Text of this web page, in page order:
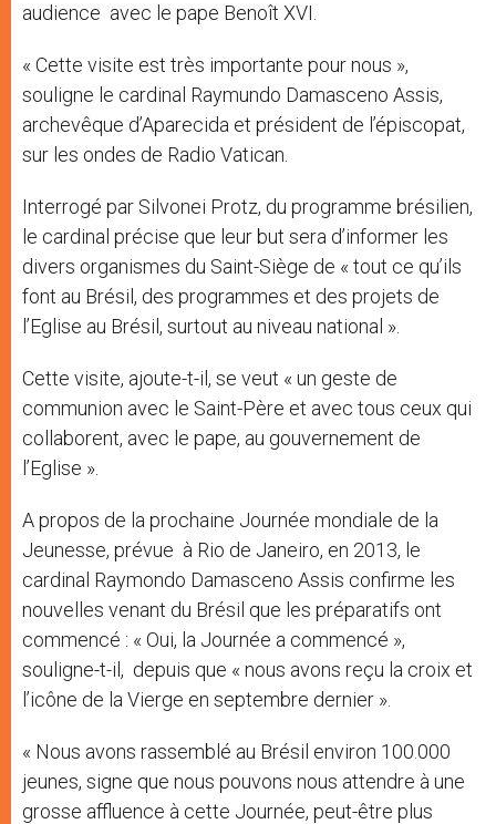
audience avec le pape Benoît XVI.
« Cette visite est très importante pour nous »,
souligne le cardinal Raymundo Damasceno Assis,
archevêque d’Aparecida et président de l’épiscopat,
sur les ondes de Radio Vatican.
Interrogé par Silvonei Protz, du programme brésilien,
le cardinal précise que leur but sera d’informer les
divers organismes du Saint-Siège de « tout ce qu’ils
font au Brésil, des programmes et des projets de
l’Eglise au Brésil, surtout au niveau national ».
Cette visite, ajoute-t-il, se veut « un geste de
communion avec le Saint-Père et avec tous ceux qui
collaborent, avec le pape, au gouvernement de
l’Eglise ».
A propos de la prochaine Journée mondiale de la
Jeunesse, prévue à Rio de Janeiro, en 2013, le
cardinal Raymondo Damasceno Assis confirme les
nouvelles venant du Brésil que les préparatifs ont
commencé : « Oui, la Journée a commencé »,
souligne-t-il, depuis que « nous avons reçu la croix et
l’icône de la Vierge en septembre dernier ».
« Nous avons rassemblé au Brésil environ 100.000
jeunes, signe que nous pouvons nous attendre à une
grosse affluence à cette Journée, peut-être plus